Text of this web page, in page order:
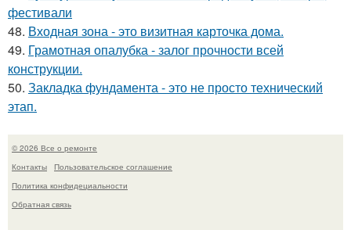
фестивали
48. Входная зона - это визитная карточка дома.
49. Грамотная опалубка - залог прочности всей
конструкции.
50. Закладка фундамента - это не просто технический
этап.
© 2026 Все о ремонте
Контакты
Пользовательское соглашение
Политика конфидециальности
Обратная связь